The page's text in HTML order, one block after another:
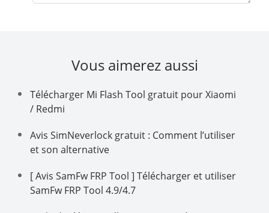
Vous aimerez aussi
Télécharger Mi Flash Tool gratuit pour Xiaomi
/ Redmi
Avis SimNeverlock gratuit : Comment l’utiliser
et son alternative
[ Avis SamFw FRP Tool ] Télécharger et utiliser
SamFw FRP Tool 4.9/4.7